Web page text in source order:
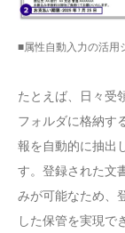
■属性自動入力の活用
たとえば、日々受
フォルダに格納す
報を自動的に抽出
す。登録された文
みが可能なため、
した保管を実現で